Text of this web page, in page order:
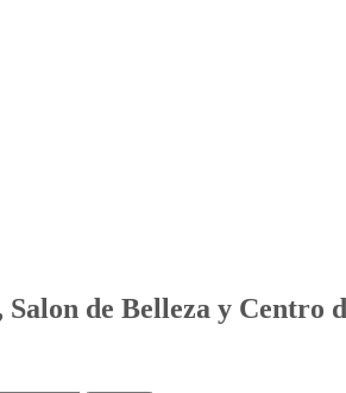
Salon de Belleza y Centro